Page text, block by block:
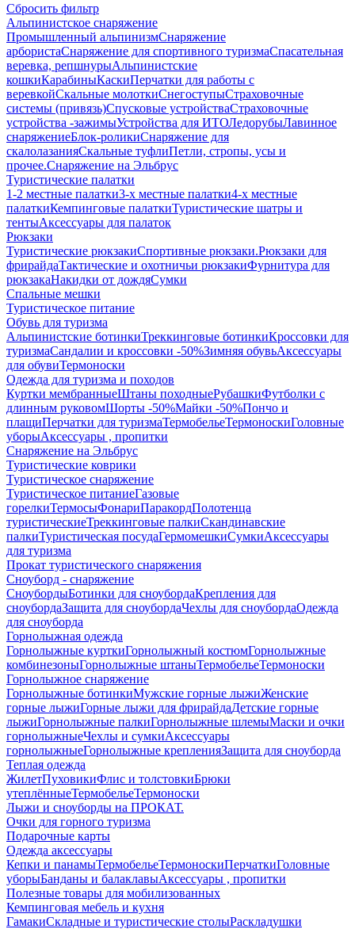
Сбросить фильтр
Альпинистское снаряжение
Промышленный альпинизмСнаряжение
арбористаСнаряжение для спортивного туризмаСпасательная
веревка, репшнурыАльпинистские
кошкиКарабиныКаскиПерчатки для работы с
веревкойСкальные молоткиСнегоступыСтраховочные
системы (привязь)Спусковые устройстваСтраховочные
устройства -зажимыУстройства для ИТОЛедорубыЛавинное
снаряжениеБлок-роликиСнаряжение для
скалолазанияСкальные туфлиПетли, стропы, усы и
прочее.Снаряжение на Эльбрус
Туристические палатки
1-2 местные палатки3-х местные палатки4-х местные
палаткиКемпинговые палаткиТуристические шатры и
тентыАксессуары для палаток
Рюкзаки
Туристические рюкзакиСпортивные рюкзаки.Рюкзаки для
фрирайдаТактические и охотничьи рюкзакиФурнитура для
рюкзакаНакидки от дождяСумки
Спальные мешки
Туристическое питание
Обувь для туризма
Альпинистские ботинкиТреккинговые ботинкиКроссовки для
туризмаСандалии и кроссовки -50%Зимняя обувьАксессуары
для обувиТермоноски
Одежда для туризма и походов
Куртки мембранныеШтаны походныеРубашкиФутболки с
длинным руковомШорты -50%Майки -50%Пончо и
плащиПерчатки для туризмаТермобельеТермоноскиГоловные
уборыАксессуары , пропитки
Снаряжение на Эльбрус
Туристические коврики
Туристическое снаряжение
Туристическое питаниеГазовые
горелкиТермосыФонариПаракордПолотенца
туристическиеТреккинговые палкиСкандинавские
палкиТуристическая посудаГермомешкиСумкиАксессуары
для туризма
Прокат туристического снаряжения
Сноуборд - снаряжение
СноубордыБотинки для сноубордаКрепления для
сноубордаЗащита для сноубордаЧехлы для сноубордаОдежда
для сноуборда
Горнолыжная одежда
Горнолыжные курткиГорнолыжный костюмГорнолыжные
комбинезоныГорнолыжные штаныТермобельеТермоноски
Горнолыжное снаряжение
Горнолыжные ботинкиМужские горные лыжиЖенские
горные лыжиГорные лыжи для фрирайдаДетские горные
лыжиГорнолыжные палкиГорнолыжные шлемыМаски и очки
горнолыжныеЧехлы и сумкиАксессуары
горнолыжныеГорнолыжные крепленияЗащита для сноуборда
Теплая одежда
ЖилетПуховикиФлис и толстовкиБрюки
утеплённыеТермобельеТермоноски
Лыжи и сноуборды на ПРОКАТ.
Очки для горного туризма
Подарочные карты
Одежда аксессуары
Кепки и панамыТермобельеТермоноскиПерчаткиГоловные
уборыБанданы и балаклавыАксессуары , пропитки
Полезные товары для мобилизованных
Кемпинговая мебель и кухня
ГамакиСкладные и туристические столыРаскладушки